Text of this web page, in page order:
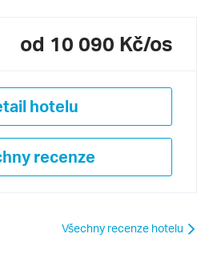
od 10 090 Kč/os
hotelu
recenze
Všechny recenze hotelu